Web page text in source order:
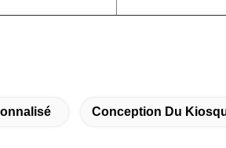
Conception Du